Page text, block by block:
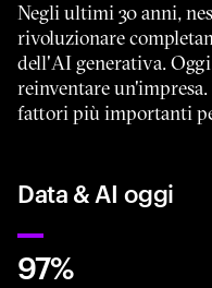
Negli ultimi 30 anni,
rivoluzionare
dell'AI generativa.
reinventare
fattori più importanti
Data & AI oggi
97%